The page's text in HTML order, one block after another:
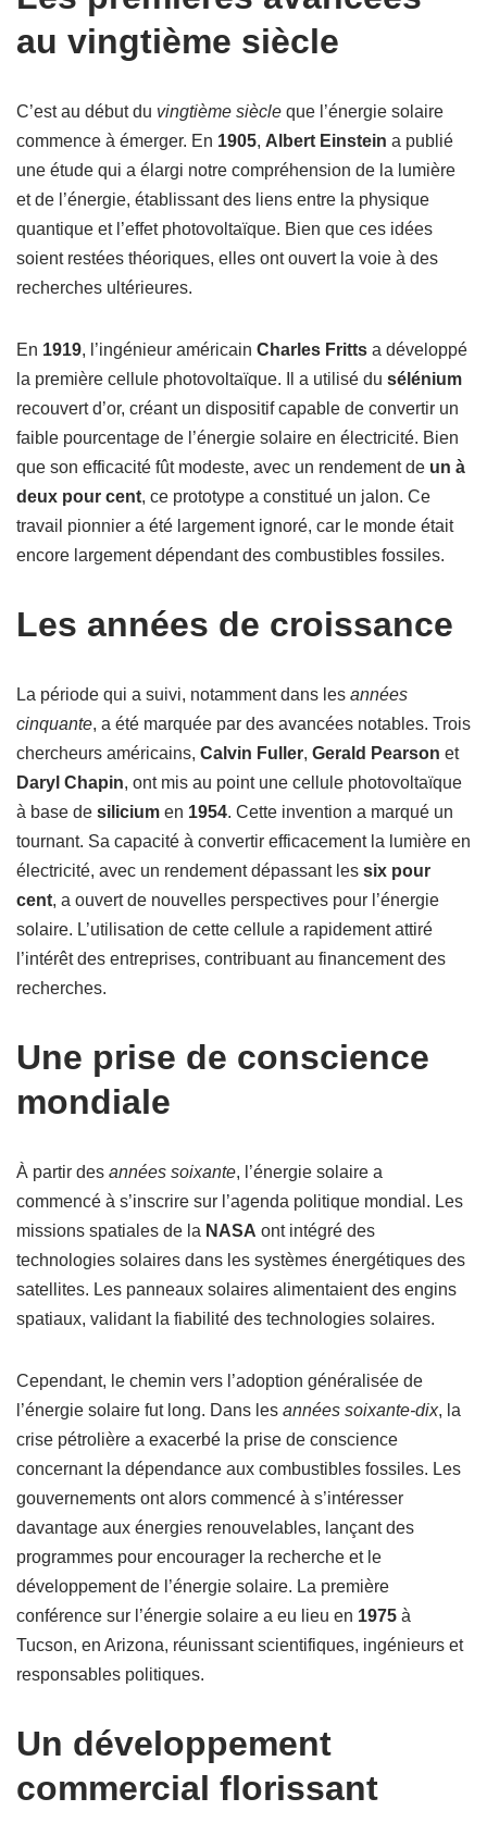
au vingtième siècle
C’est au début du vingtième siècle que l’énergie solaire
commence à émerger. En 1905, Albert Einstein a publié
une étude qui a élargi notre compréhension de la lumière
et de l’énergie, établissant des liens entre la physique
quantique et l’effet photovoltaïque. Bien que ces idées
soient restées théoriques, elles ont ouvert la voie à des
recherches ultérieures.
En 1919, l’ingénieur américain Charles Fritts a développé
la première cellule photovoltaïque. Il a utilisé du sélénium
recouvert d’or, créant un dispositif capable de convertir un
faible pourcentage de l’énergie solaire en électricité. Bien
que son efficacité fût modeste, avec un rendement de un à
deux pour cent, ce prototype a constitué un jalon. Ce
travail pionnier a été largement ignoré, car le monde était
encore largement dépendant des combustibles fossiles.
Les années de croissance
La période qui a suivi, notamment dans les années
cinquante, a été marquée par des avancées notables. Trois
chercheurs américains, Calvin Fuller, Gerald Pearson et
Daryl Chapin, ont mis au point une cellule photovoltaïque
à base de silicium en 1954. Cette invention a marqué un
tournant. Sa capacité à convertir efficacement la lumière en
électricité, avec un rendement dépassant les six pour
cent, a ouvert de nouvelles perspectives pour l’énergie
solaire. L’utilisation de cette cellule a rapidement attiré
l’intérêt des entreprises, contribuant au financement des
recherches.
Une prise de conscience
mondiale
À partir des années soixante, l’énergie solaire a
commencé à s’inscrire sur l’agenda politique mondial. Les
missions spatiales de la NASA ont intégré des
technologies solaires dans les systèmes énergétiques des
satellites. Les panneaux solaires alimentaient des engins
spatiaux, validant la fiabilité des technologies solaires.
Cependant, le chemin vers l’adoption généralisée de
l’énergie solaire fut long. Dans les années soixante-dix, la
crise pétrolière a exacerbé la prise de conscience
concernant la dépendance aux combustibles fossiles. Les
gouvernements ont alors commencé à s’intéresser
davantage aux énergies renouvelables, lançant des
programmes pour encourager la recherche et le
développement de l’énergie solaire. La première
conférence sur l’énergie solaire a eu lieu en 1975 à
Tucson, en Arizona, réunissant scientifiques, ingénieurs et
responsables politiques.
Un développement
commercial florissant